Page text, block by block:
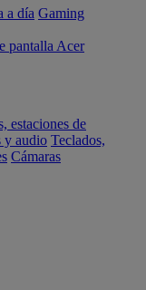
a día Gaming
pantalla Acer
estaciones de
y audio Teclados,
Cámaras